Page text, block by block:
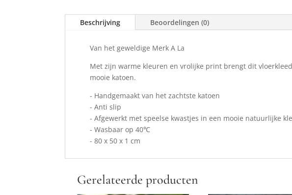
Beschrijving Beoordelingen (0)
Van het geweldige Merk A La
Met zijn warme kleuren en vrolijke print brengt dit
mooie katoen.
- Handgemaakt van het zachtste katoen
- Anti slip
- Afgewerkt met speelse kwastjes in een mooie natuurlijke
- Wasbaar op 40℃
- 80 x 50 x 1 cm
Gerelateerde producten